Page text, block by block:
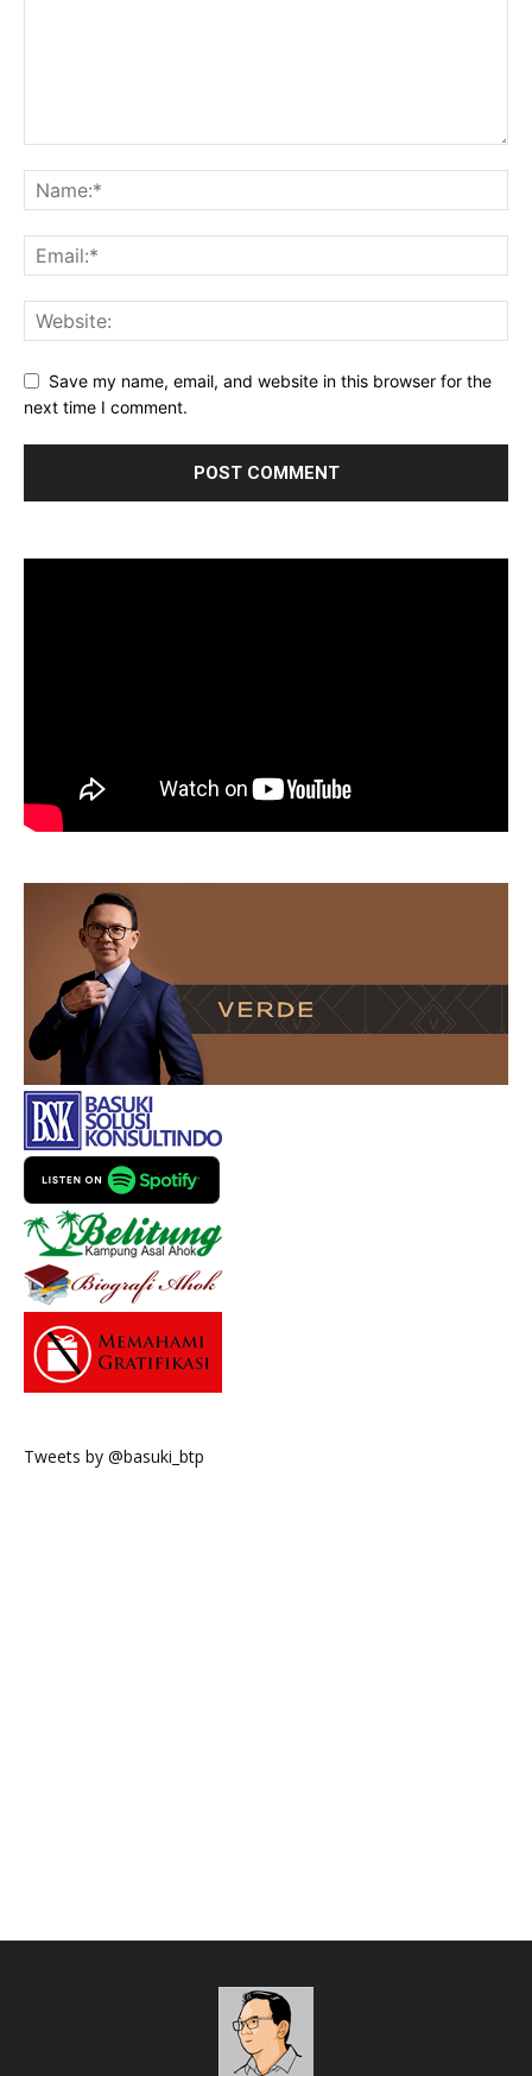
Save my name, email, and website in this browser for the
next time I comment.
Tweets by @basuki_btp